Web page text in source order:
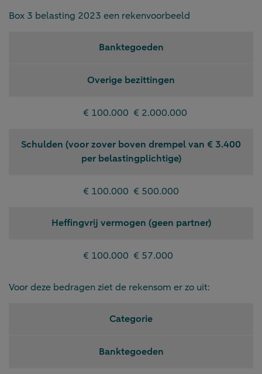
Box 3 belasting 2023 een rekenvoorbeeld
Banktegoeden
Overige bezittingen
€ 100.000 € 2.000.000
Schulden (voor zover boven drempel van € 3.400
per belastingplichtige)
€ 100.000 € 500.000
Heffingvrij vermogen (geen partner)
€ 100.000 € 57.000
Voor deze bedragen ziet de rekensom er zo uit:
Categorie
Banktegoeden